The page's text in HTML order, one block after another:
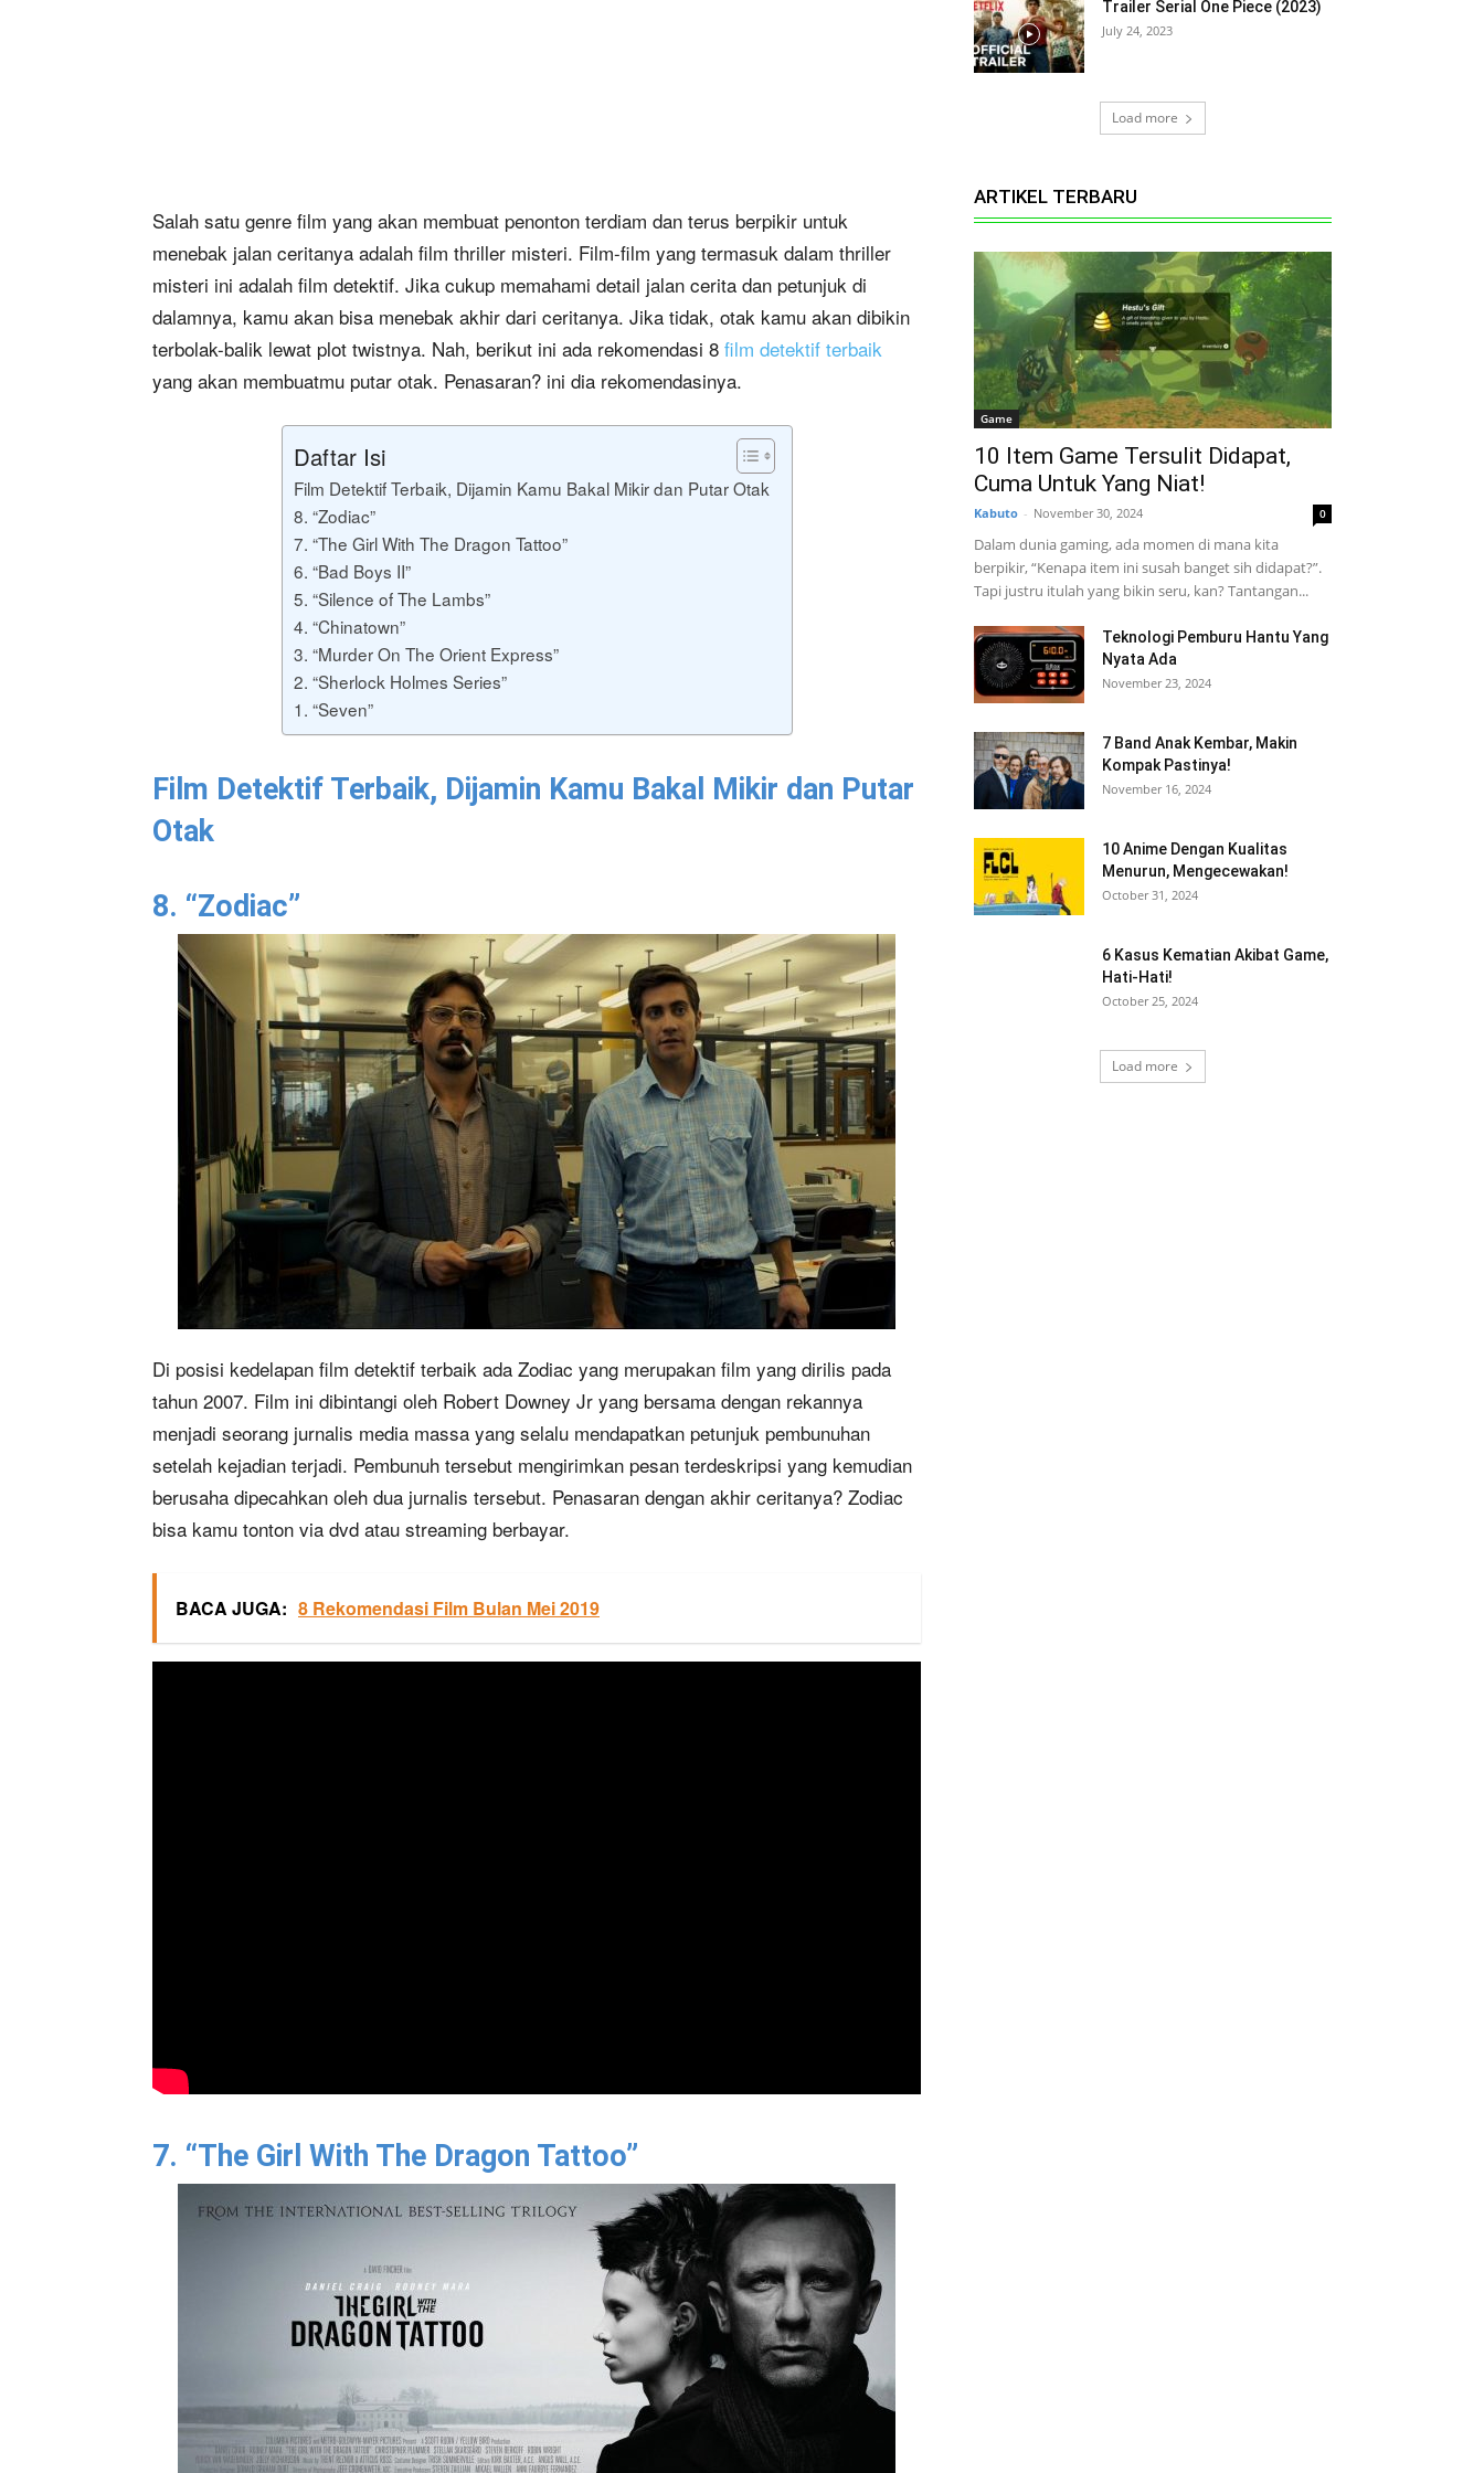
Salah satu genre film yang akan membuat penonton terdiam dan terus berpikir untuk
menebak jalan ceritanya adalah film thriller misteri. Film-film yang termasuk dalam thriller
misteri ini adalah film detektif. Jika cukup memahami detail jalan cerita dan petunjuk di
dalamnya, kamu akan bisa menebak akhir dari ceritanya. Jika tidak, otak kamu akan dibikin
terbolak-balik lewat plot twistnya. Nah, berikut ini ada rekomendasi 8 film detektif terbaik
yang akan membuatmu putar otak. Penasaran? ini dia rekomendasinya.
Daftar Isi
Film Detektif Terbaik, Dijamin Kamu Bakal Mikir dan Putar Otak
8. “Zodiac”
7. “The Girl With The Dragon Tattoo”
6. “Bad Boys II”
5. “Silence of The Lambs”
4. “Chinatown”
3. “Murder On The Orient Express”
2. “Sherlock Holmes Series”
1. “Seven”
Film Detektif Terbaik, Dijamin Kamu Bakal Mikir dan Putar
Otak
8. “Zodiac”
Di posisi kedelapan film detektif terbaik ada Zodiac yang merupakan film yang dirilis pada
tahun 2007. Film ini dibintangi oleh Robert Downey Jr yang bersama dengan rekannya
menjadi seorang jurnalis media massa yang selalu mendapatkan petunjuk pembunuhan
setelah kejadian terjadi. Pembunuh tersebut mengirimkan pesan terdeskripsi yang kemudian
berusaha dipecahkan oleh dua jurnalis tersebut. Penasaran dengan akhir ceritanya? Zodiac
bisa kamu tonton via dvd atau streaming berbayar.
BACA JUGA: 8 Rekomendasi Film Bulan Mei 2019
7. “The Girl With The Dragon Tattoo”
Trailer Serial One Piece (2023)
July 24, 2023
Load more
ARTIKEL TERBARU
Game
10 Item Game Tersulit Didapat,
Cuma Untuk Yang Niat!
Kabuto - November 30, 2024 0
Dalam dunia gaming, ada momen di mana kita
berpikir, “Kenapa item ini susah banget sih didapat?”.
Tapi justru itulah yang bikin seru, kan? Tantangan...
Teknologi Pemburu Hantu Yang
Nyata Ada
November 23, 2024
7 Band Anak Kembar, Makin
Kompak Pastinya!
November 16, 2024
10 Anime Dengan Kualitas
Menurun, Mengecewakan!
October 31, 2024
6 Kasus Kematian Akibat Game,
Hati-Hati!
October 25, 2024
Load more